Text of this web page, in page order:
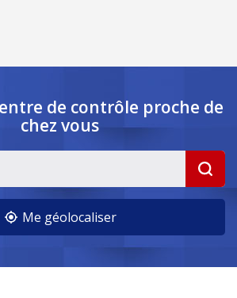
de contrôle proche de
chez vous
Me géolocaliser